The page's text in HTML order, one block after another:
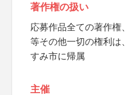
著作権の扱い
応募作品全ての著作権
等その他一切の権利は
すみ市に帰属
主催